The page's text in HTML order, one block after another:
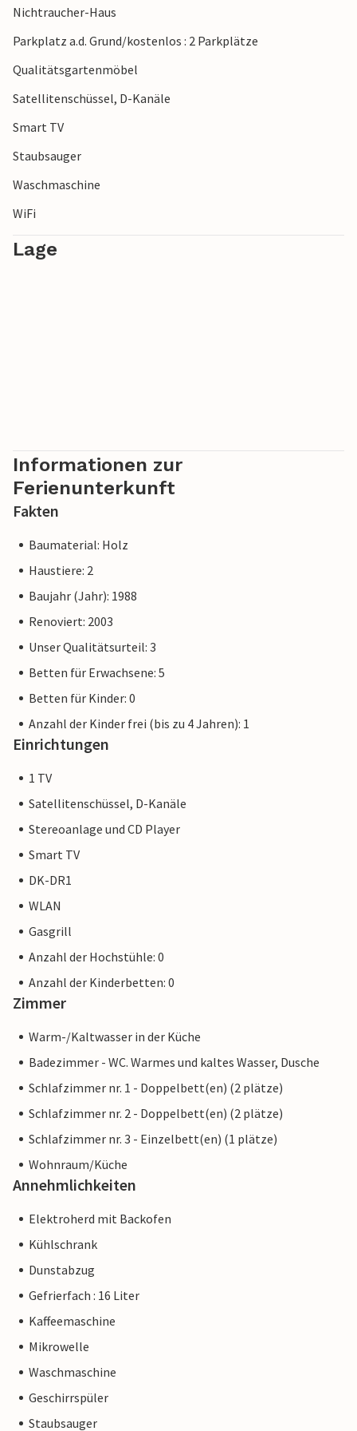
Nichtraucher-Haus
Parkplatz a.d. Grund/kostenlos : 2 Parkplätze
Qualitätsgartenmöbel
Satellitenschüssel, D-Kanäle
Smart TV
Staubsauger
Waschmaschine
WiFi
Lage
Informationen zur
Ferienunterkunft
Fakten
Baumaterial: Holz
Haustiere: 2
Baujahr (Jahr): 1988
Renoviert: 2003
Unser Qualitätsurteil: 3
Betten für Erwachsene: 5
Betten für Kinder: 0
Anzahl der Kinder frei (bis zu 4 Jahren): 1
Einrichtungen
1 TV
Satellitenschüssel, D-Kanäle
Stereoanlage und CD Player
Smart TV
DK-DR1
WLAN
Gasgrill
Anzahl der Hochstühle: 0
Anzahl der Kinderbetten: 0
Zimmer
Warm-/Kaltwasser in der Küche
Badezimmer - WC. Warmes und kaltes Wasser, Dusche
Schlafzimmer nr. 1 - Doppelbett(en) (2 plätze)
Schlafzimmer nr. 2 - Doppelbett(en) (2 plätze)
Schlafzimmer nr. 3 - Einzelbett(en) (1 plätze)
Wohnraum/Küche
Annehmlichkeiten
Elektroherd mit Backofen
Kühlschrank
Dunstabzug
Gefrierfach : 16 Liter
Kaffeemaschine
Mikrowelle
Waschmaschine
Geschirrspüler
Staubsauger